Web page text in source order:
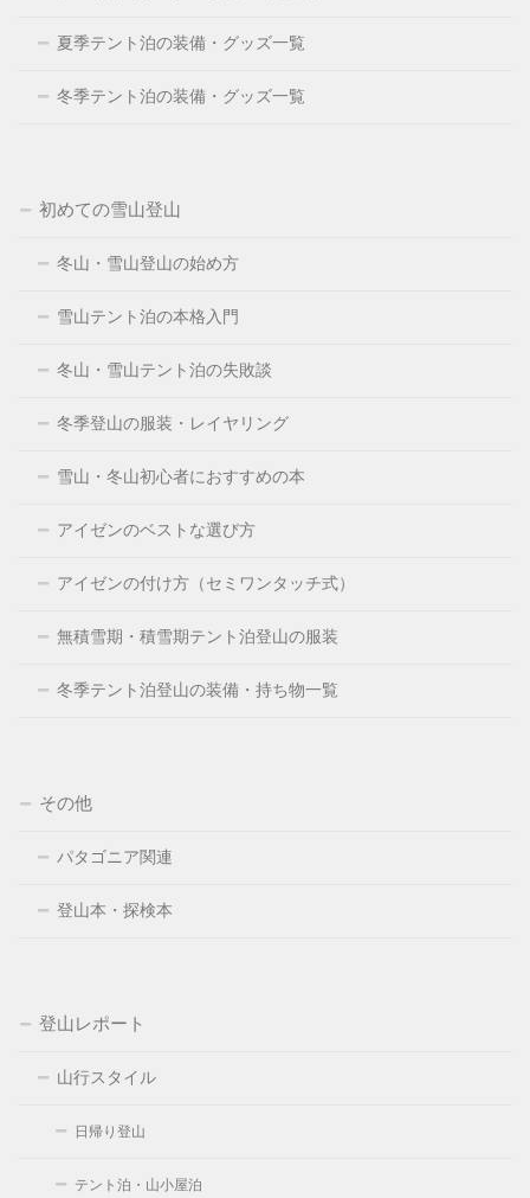
夏季テント泊の装備・グッズ一覧
冬季テント泊の装備・グッズ一覧
初めての雪山登山
冬山・雪山登山の始め方
雪山テント泊の本格入門
冬山・雪山テント泊の失敗談
冬季登山の服装・レイヤリング
雪山・冬山初心者におすすめの本
アイゼンのベストな選び方
アイゼンの付け方（セミワンタッチ式）
無積雪期・積雪期テント泊登山の服装
冬季テント泊登山の装備・持ち物一覧
その他
パタゴニア関連
登山本・探検本
登山レポート
山行スタイル
日帰り登山
テント泊・山小屋泊